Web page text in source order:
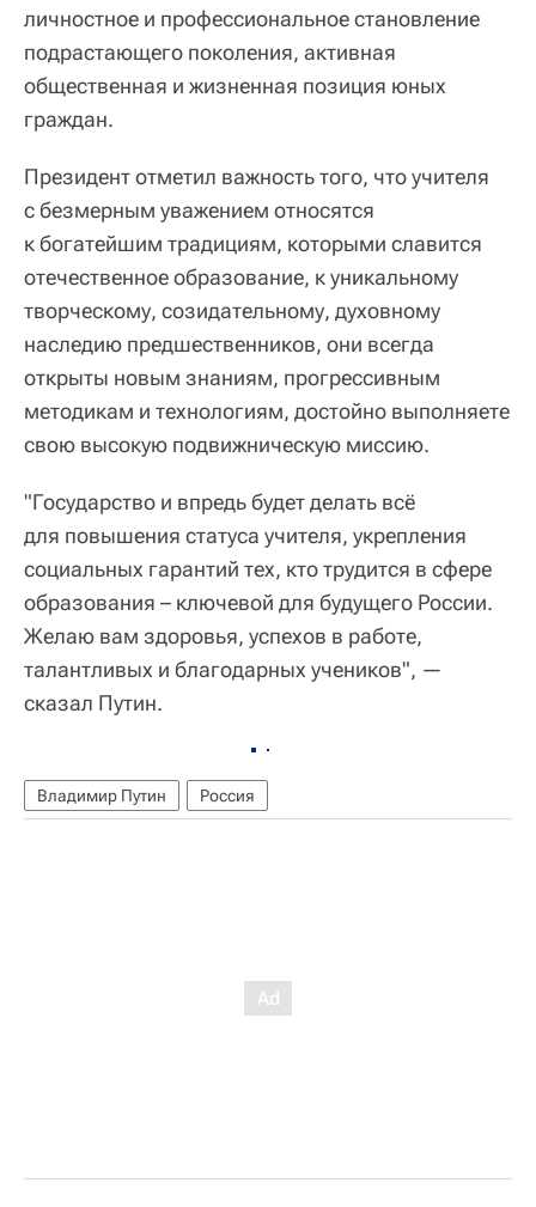
личностное и профессиональное становление
подрастающего поколения, активная
общественная и жизненная позиция юных
граждан.
Президент отметил важность того, что учителя
с безмерным уважением относятся
к богатейшим традициям, которыми славится
отечественное образование, к уникальному
творческому, созидательному, духовному
наследию предшественников, они всегда
открыты новым знаниям, прогрессивным
методикам и технологиям, достойно выполняете
свою высокую подвижническую миссию.
"Государство и впредь будет делать всё
для повышения статуса учителя, укрепления
социальных гарантий тех, кто трудится в сфере
образования – ключевой для будущего России.
Желаю вам здоровья, успехов в работе,
талантливых и благодарных учеников", —
сказал Путин.
Владимир Путин Россия